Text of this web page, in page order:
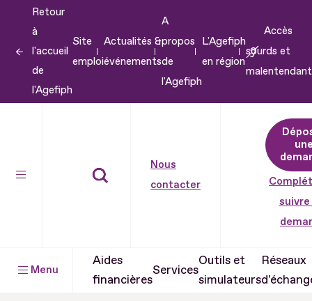
contenu
Retour
à
l'accueil
de
l'Agefiph
Site
emploi
Actualités &
événements
A
propos
de
l'Agefiph
L'Agefiph
en région
Accès
sourds et
Nous
contacter
suivre
Menu
Aides
financières
Services
Outils et
simulateurs
Réseaux